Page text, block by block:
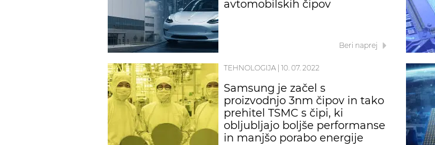
avtomobilskih čipov
Beri naprej
TEHNOLOGIJA 10. 07. 2022
Samsung je začel s
proizvodnjo 3nm čipov in tako
prehitel TSMC s čipi, ki
obljubljajo boljše performanse
in manjšo porabo energije